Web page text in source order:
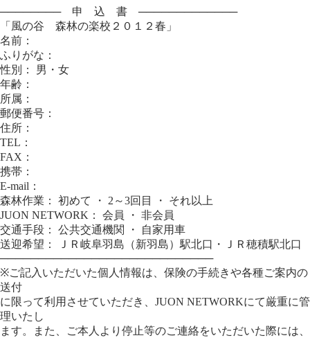
──────── 申 込 書 ─────────────
「風の谷 森林の楽校２０１２春」
名前：
ふりがな：
性別： 男・女
年齢：
所属：
郵便番号：
住所：
TEL：
FAX：
携帯：
E-mail：
森林作業： 初めて ・ 2～3回目 ・ それ以上
JUON NETWORK： 会員 ・ 非会員
交通手段： 公共交通機関 ・ 自家用車
送迎希望： ＪＲ岐阜羽島（新羽島）駅北口・ＪＲ穂積駅北口
────────────────────────────
※ご記入いただいた個人情報は、保険の手続きや各種ご案内の
送付
に限って利用させていただき、JUON NETWORKにて厳重に管
理いたし
ます。また、ご本人より停止等のご連絡をいただいた際には、